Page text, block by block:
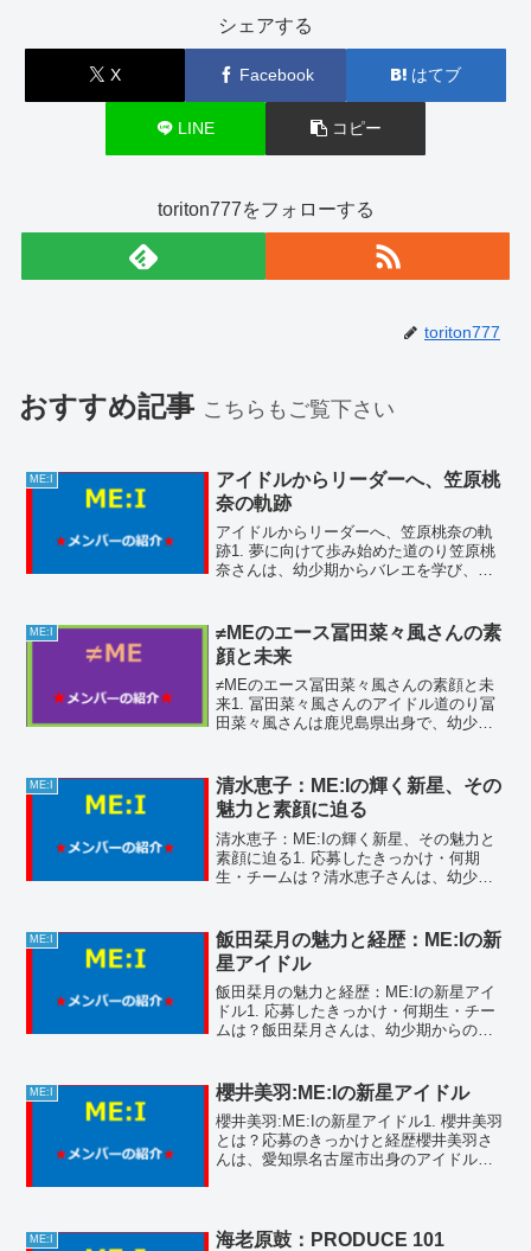
シェアする
X Facebook はてブ
LINE コピー
toriton777をフォローする
toriton777
おすすめ記事 こちらもご覧下さい
ME:I
アイドルからリーダーへ、笠原桃
奈の軌跡
アイドルからリーダーへ、笠原桃奈の軌
跡1. 夢に向けて歩み始めた道のり笠原桃
奈さんは、幼少期からバレエを学び、そ
動を開始し、2016年にアンジュルムの5期
生として正...
ME:I
≠MEのエース冨田菜々風さんの素
顔と未来
≠MEのエース冨田菜々風さんの素顔と未
来1. 冨田菜々風さんのアイドル道のり冨
田菜々風さんは鹿児島県出身で、幼少期
ル「Seven Colors」の4期生として活動
を...
ME:I
清水恵子：ME:Iの輝く新星、その
魅力と素顔に迫る
清水恵子：ME:Iの輝く新星、その魅力と
素顔に迫る1. 応募したきっかけ・何期
生・チームは？清水恵子さんは、幼少期
101 JAPAN THE GIRLS」に第1...
ME:I
飯田栞月の魅力と経歴：ME:Iの新
星アイドル
飯田栞月の魅力と経歴：ME:Iの新星アイ
ドル1. 応募したきっかけ・何期生・チー
ムは？飯田栞月さんは、幼少期からのク
JAPAN THE GIRLS」に応募しま...
ME:I 櫻井美羽:ME:Iの新星アイドル
櫻井美羽:ME:Iの新星アイドル1. 櫻井美羽
とは？応募のきっかけと経歴櫻井美羽さ
んは、愛知県名古屋市出身のアイドルで
注目を集...
ME:I
海老原鼓：PRODUCE 101